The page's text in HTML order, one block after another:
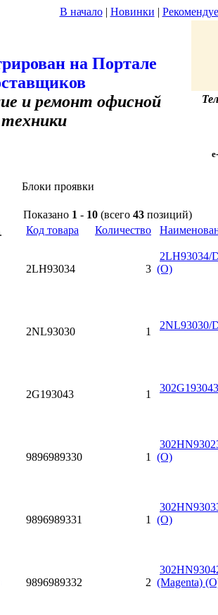
В начало| Новинки |
и ремонт офисной
техники
Блоки проявки
Показано 1 - 10 (всего 43 позиций)
Код товара
Количество
2LH93034 3
2LH93034/
(O)
2NL93030 1
2NL93030/
2G193043 1
9896989330 1
(O)
9896989331 1
(O)
9896989332 2 (Magenta)